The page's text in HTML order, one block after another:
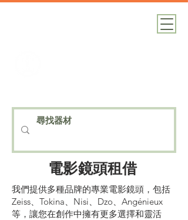
電影鏡頭租借
我們提供多種品牌的專業電影鏡頭，包括
Zeiss、Tokina、Nisi、Dzo、Angénieux
等，讓您在創作中擁有更多選擇和靈活